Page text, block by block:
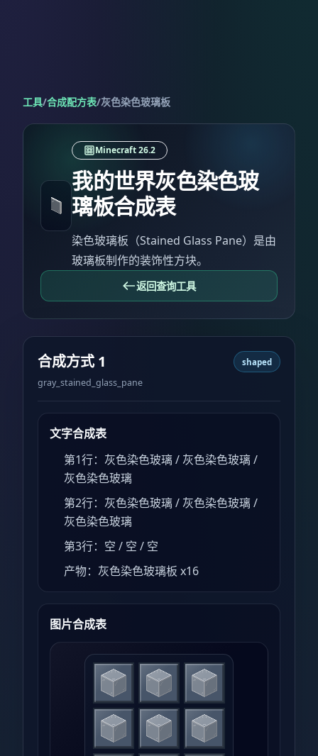
工具/合成配方表/灰色染色玻璃板
Minecraft 26.2
我的世界灰色染色玻
璃板合成表
染色玻璃板（Stained Glass Pane）是由
玻璃板制作的装饰性方块。
返回查询工具
合成方式 1
gray_stained_glass_pane
shaped
文字合成表
第1行：灰色染色玻璃 / 灰色染色玻璃 /
灰色染色玻璃
第2行：灰色染色玻璃 / 灰色染色玻璃 /
灰色染色玻璃
第3行：空 / 空 / 空
产物：灰色染色玻璃板 x16
图片合成表